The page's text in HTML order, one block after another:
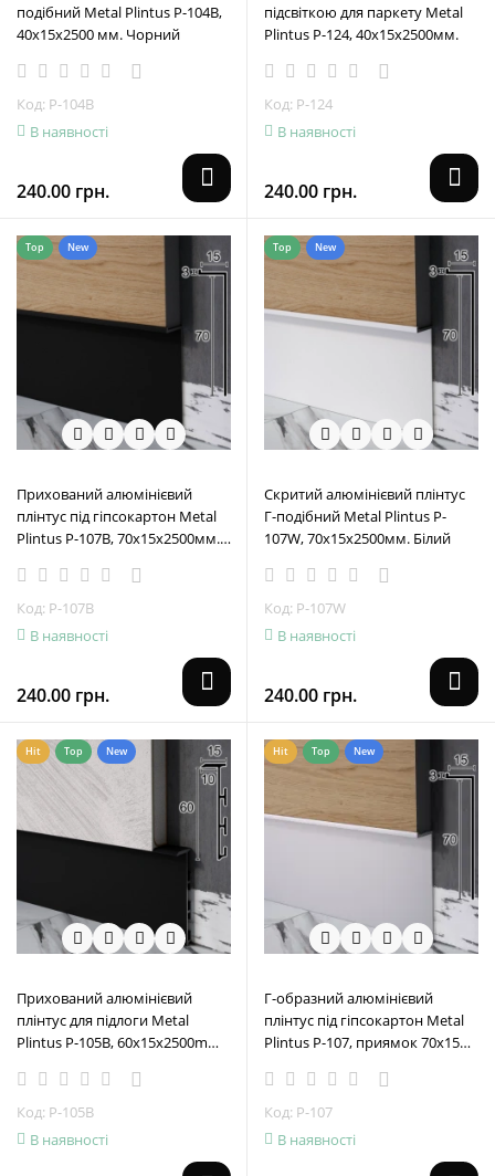
подібний Metal Plintus Р-104В,
40x15x2500 мм. Чорний
Код: Р-104B
В наявності
240.00 грн.
підсвіткою для паркету Metal
Plintus Р-124, 40х15х2500мм.
Код: P-124
В наявності
240.00 грн.
Top New
Прихований алюмінієвий
плінтус під гіпсокартон Metal
Plintus P-107В, 70х15х2500мм.
Код: Р-107В
В наявності
240.00 грн.
Top New
Скритий алюмінієвий плінтус
Г-подібний Metal Plintus P-
107W, 70х15х2500мм. Білий
Код: Р-107W
В наявності
240.00 грн.
Hit Top New
Прихований алюмінієвий
плінтус для підлоги Metal
Plintus Р-105В, 60x15x2500mm.
Код: Р-105B
В наявності
Hit Top New
Г-образний алюмінієвий
плінтус під гіпсокартон Metal
Plintus Р-107, приямок 70х15
Код: Р-107
В наявності